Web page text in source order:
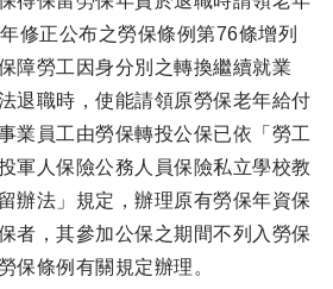
修正公布之勞保條例第76條增列
障勞工因身分別之轉換繼續就業
退職時，使能請領原勞保老年給付
業員工由勞保轉投公保已依「勞工
軍人保險公務人員保險私立學校教
辦法」規定，辦理原有勞保年資保
者，其參加公保之期間不列入勞保
保條例有關規定辦理。